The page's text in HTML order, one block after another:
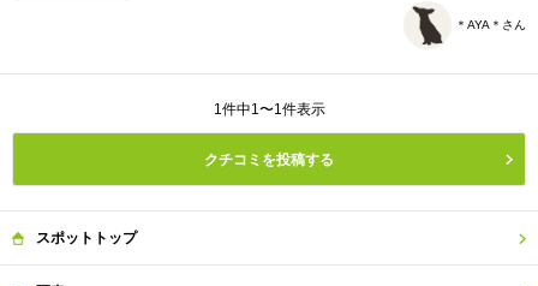
＊AYA＊さん
1件中1〜1件表示
クチコミを投稿する
スポット トップ